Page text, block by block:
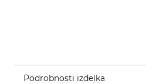
Podrobnosti izdelka